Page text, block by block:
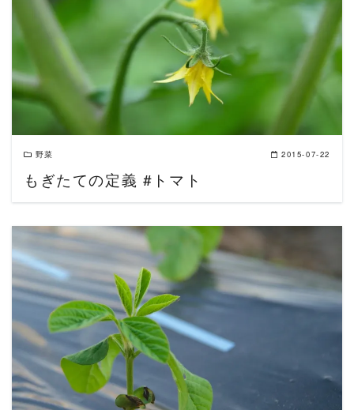
READ MORE
野菜 2015-07-22
もぎたての定義 #トマト
READ MORE